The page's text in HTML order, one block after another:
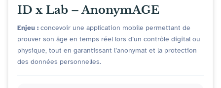
ID x Lab – AnonymAGE
Enjeu : concevoir une application mobile permettant de
prouver son âge en temps réel lors d’un contrôle digital ou
physique, tout en garantissant l’anonymat et la protection
des données personnelles.